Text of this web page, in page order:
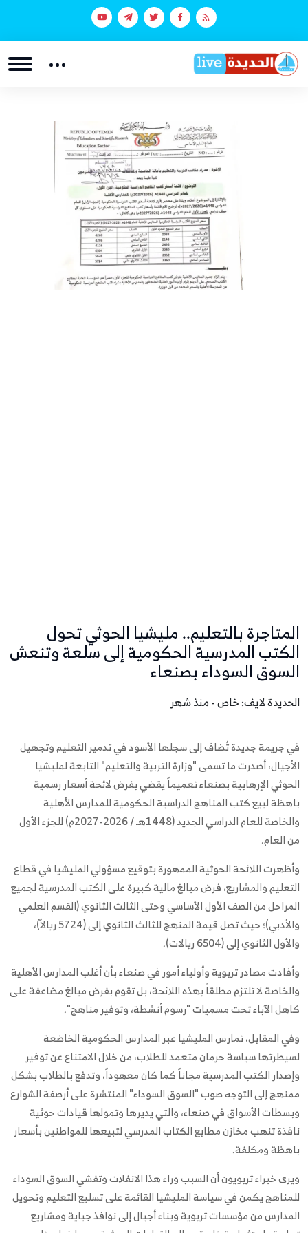
المتاجرة بالتعليم.. مليشيا الحوثي تحول
الكتب المدرسية الحكومية إلى سلعة وتنعش
السوق السوداء بصنعاء
الحديدة لايف: خاص - منذ شهر
في جريمة جديدة تُضاف إلى سجلها الأسود في تدمير التعليم وتجهيل
الأجيال، أصدرت ما تسمى "وزارة التربية والتعليم" التابعة لمليشيا
الحوثي الإرهابية بصنعاء تعميماً يقضي بفرض لائحة أسعار رسمية
باهظة لبيع كتب المناهج الدراسية الحكومية للمدارس الأهلية
والخاصة للعام الدراسي الجديد (1448هـ / 2026-2027م) للجزء الأول
من العام.
وأظهرت اللائحة الحوثية الممهورة بتوقيع مسؤولي المليشيا في قطاع
التعليم والمشاريع، فرض مبالغ مالية كبيرة على الكتب المدرسية لجميع
المراحل من الصف الأول الأساسي وحتى الثالث الثانوي (القسم العلمي
والأدبي)؛ حيث تصل قيمة المنهج للثالث الثانوي إلى (5724 ريالاً)،
والأول الثانوي إلى (6504 ريالات).
وأفادت مصادر تربوية وأولياء أمور في صنعاء بأن أغلب المدارس الأهلية
والخاصة لا تلتزم مطلقاً بهذه اللائحة، بل تقوم بفرض مبالغ مضاعفة على
كاهل الآباء تحت مسميات "رسوم أنشطة، وتوفير مناهج".
وفي المقابل، تمارس المليشيا عبر المدارس الحكومية الخاضعة
لسيطرتها سياسة حرمان متعمد للطلاب، من خلال الامتناع عن توفير
وإصدار الكتب المدرسية مجاناً كما كان معهوداً، وتدفع بالطلاب بشكل
ممنهج إلى التوجه صوب "السوق السوداء" المنتشرة على أرصفة الشوارع
وبسطات الأسواق في صنعاء، والتي يديرها وتمولها قيادات حوثية
نافذة تنهب مخازن مطابع الكتاب المدرسي لتبيعها للمواطنين بأسعار
باهظة ومكلفة.
ويرى خبراء تربويون أن السبب وراء هذا الانفلات وتفشي السوق السوداء
للمناهج يكمن في سياسة المليشيا القائمة على تسليع التعليم وتحويل
المدارس من مؤسسات تربوية وبناء أجيال إلى نوافذ جباية ومشاريع